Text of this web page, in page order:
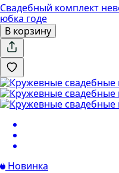
Свадебный комплект
юбка годе
В корзину
Новинка